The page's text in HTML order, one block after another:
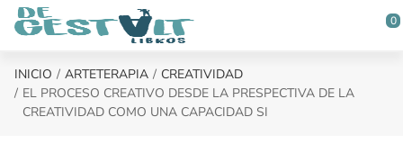
Saltar al contenido principal
0
INICIO ARTETERAPIA
CREATIVIDAD
EL PROCESO CREATIVO DESDE LA PRESPECTIVA DE LA
CREATIVIDAD COMO UNA CAPACIDAD SI